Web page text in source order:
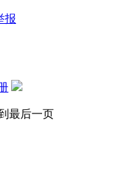
报
最后一页